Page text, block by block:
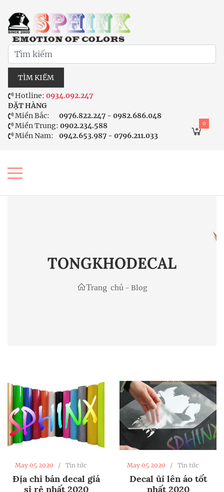
TÌM KIẾM
Hotline: 0934.092.247
ĐẶT HÀNG
Miền Bắc:
0976.822.247 - 0982.686.048
Miền Trung: 0902.234.588
Miền Nam:
0942.653.987 - 0796.211.033
0
TONGKHODECAL
Trang chủ - Blog
May 05 2020 Tin tức
Địa chỉ bán decal giá
sỉ rẻ nhất 2020
May 05 2020 Tin tức
Decal ủi lên áo tốt
nhất 2020